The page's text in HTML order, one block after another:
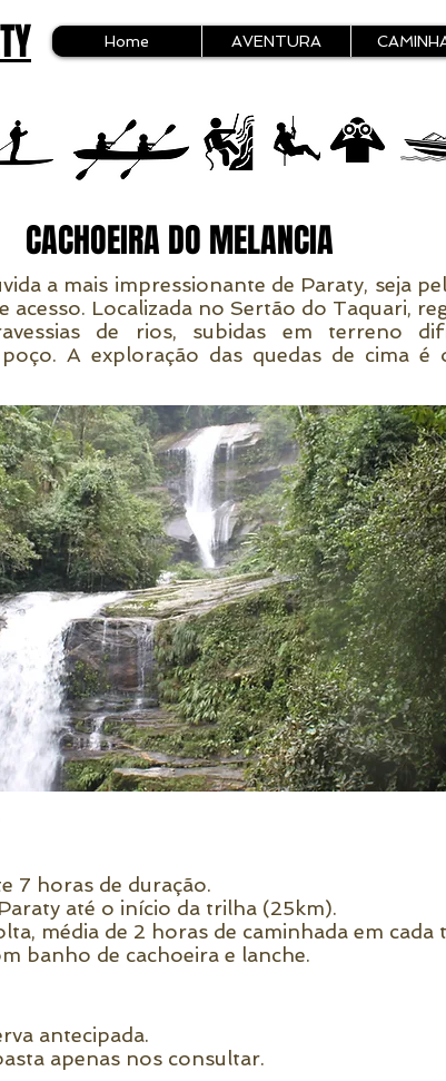
Home AVENTURA
CACHOEIRA DO MELANCIA
a mais impressionante de Paraty, seja
acesso. Localizada no Sertão do Taquari,
de rios, subidas em terreno
A exploração das quedas de cima
7 horas de duração.
até o início da trilha (25km).
média de 2 horas de caminhada em cada
banho de cachoeira e lanche.
antecipada.
apenas nos consultar.